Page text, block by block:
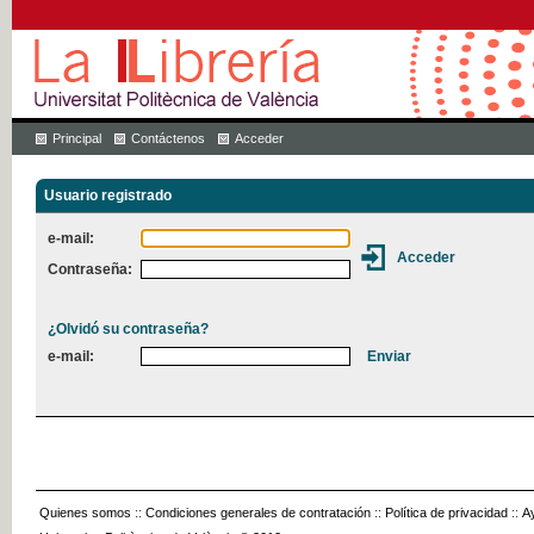
Principal Contáctenos Acceder
Usuario registrado
e-mail:
Contraseña:
¿Olvidó su contraseña?
e-mail:
Quienes somos :: Condiciones generales de contratación :: Política de privacidad ::